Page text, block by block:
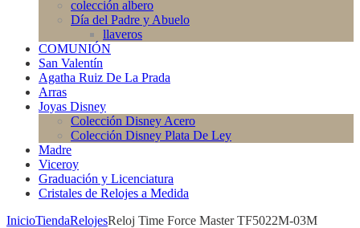
colección albero
Día del Padre y Abuelo
llaveros
COMUNIÓN
San Valentín
Agatha Ruiz De La Prada
Arras
Joyas Disney
Colección Disney Acero
Colección Disney Plata De Ley
Madre
Viceroy
Graduación y Licenciatura
Cristales de Relojes a Medida
InicioTiendaRelojesReloj Time Force Master TF5022M-03M